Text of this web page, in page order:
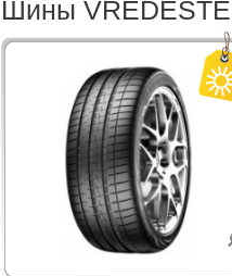
Шины